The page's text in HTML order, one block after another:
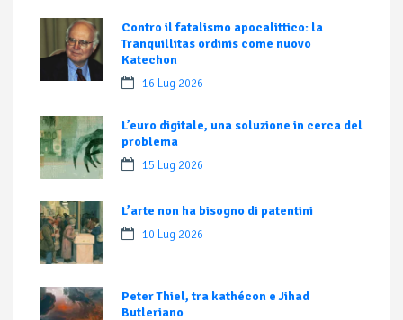
Contro il fatalismo apocalittico: la
Tranquillitas ordinis come nuovo
Katechon
16 Lug 2026
L’euro digitale, una soluzione in cerca del
problema
15 Lug 2026
L’arte non ha bisogno di patentini
10 Lug 2026
Peter Thiel, tra kathécon e Jihad
Butleriano